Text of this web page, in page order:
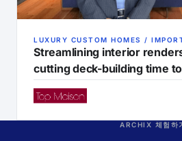
LUXURY CUSTOM HOMES /
Streamlining interior
cutting deck-building time
ARCHIX 체험하기